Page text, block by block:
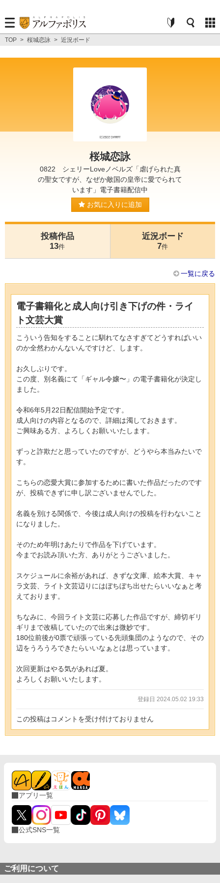
TOP > 桜城恋詠 > 近況ボード
桜城恋詠
0822 シェリーLoveノベルズ「虐げられた真
の聖女ですが、なぜか敵国の皇帝に愛でられて
います」電子書籍配信中
お気に入りに追加
投稿作品
13件
近況ボード
7件
一覧に戻る
電子書籍化と成人向け引き下げの件・ライ
ト文芸大賞
こういう告知をすることに馴れてなさすぎてどうすればいい
のか全然わかんないんですけど、します。
お久しぶりです。
この度、別名義にて「ギャル令嬢〜」の電子書籍化が決定し
ました。
令和6年5月22日配信開始予定です。
成人向けの内容となるので、詳細は濁しておきます。
ご興味ある方、よろしくお願いいたします。
ずっと詐欺だと思っていたのですが、どうやら本当みたいで
す。
こちらの恋愛大賞に参加するために書いた作品だったのです
が、投稿できずに申し訳ございませんでした。
名義を別ける関係で、今後は成人向けの投稿を行わないこと
になりました。
そのため年明けあたりで作品を下げています。
今までお読み頂いた方、ありがとうございました。
スケジュールに余裕があれば、きずな文庫、絵本大賞、キャ
ラ文芸、ライト文芸辺りにはぼちぼち出せたらいいなぁと考
えております。
ちなみに、今回ライト文芸に応募した作品ですが、締切ギリ
ギリまで改稿していたので出来は微妙です。
180位前後が0票で頑張っている先頭集団のようなので、その
辺をうろうろできたらいいなぁとは思っています。
次回更新はやる気があれば夏。
よろしくお願いいたします。
登録日 2024.05.02 19:33
この投稿はコメントを受け付けておりません
アプリ一覧
公式SNS一覧
ご利用について